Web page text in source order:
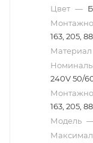
Цвет —
163, 205, 88
Материал
240V 50/
163, 205, 88
Модель